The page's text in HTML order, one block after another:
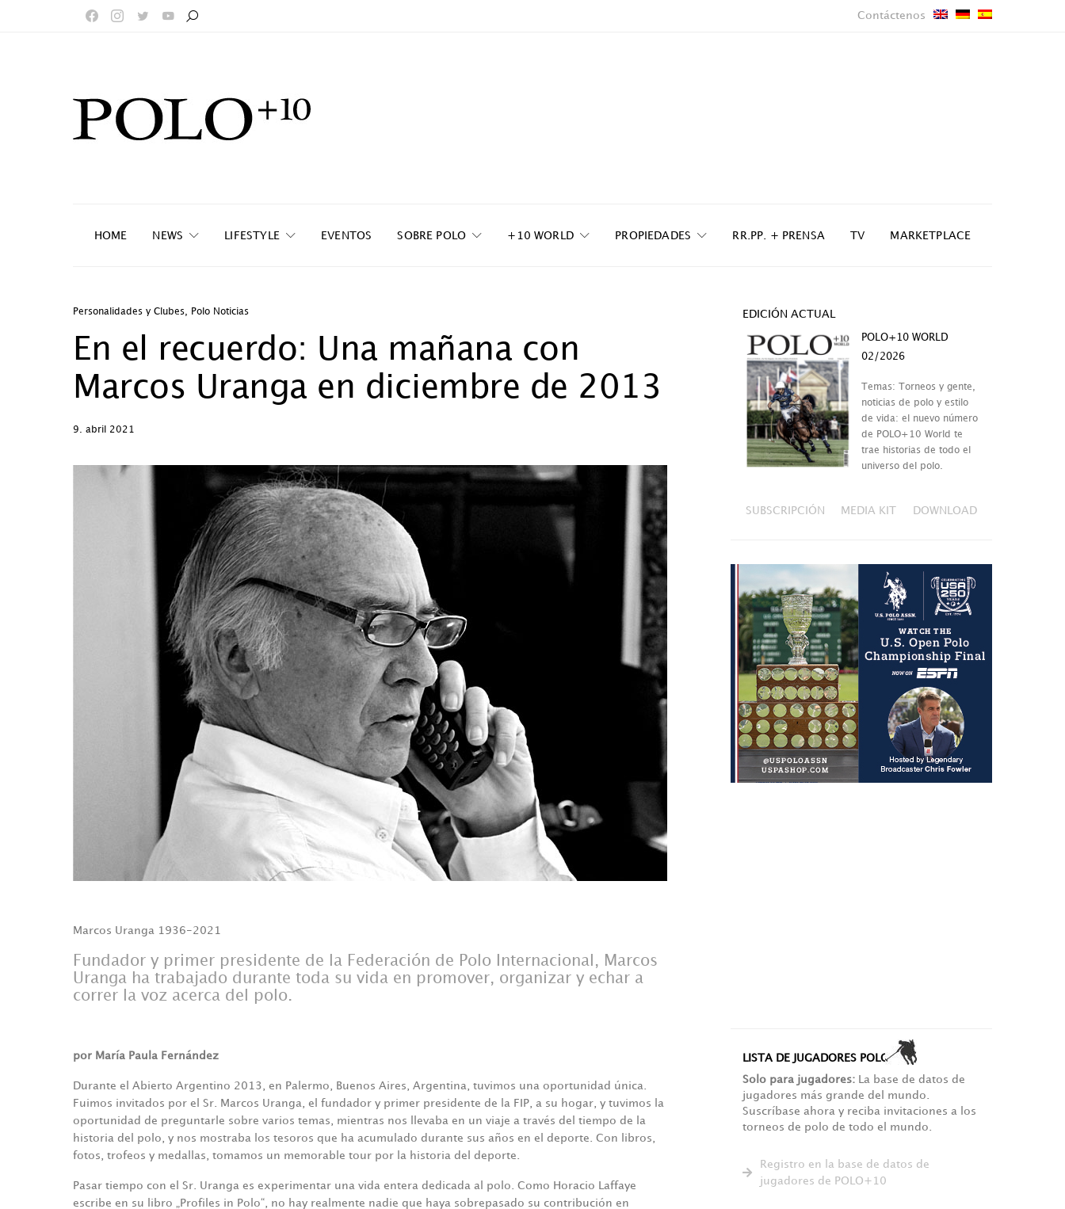
Contáctenos
HOME NEWS LIFESTYLE EVENTOS SOBRE POLO +10 WORLD PROPIEDADES RR.PP. + PRENSA TV MARKETPLACE
Personalidades y Clubes Polo Noticias
En el recuerdo: Una mañana con
Marcos Uranga en diciembre de 2013
9. abril 2021
Marcos Uranga 1936-2021
Fundador y primer presidente de la Federación de Polo Internacional, Marcos
Uranga ha trabajado durante toda su vida en promover, organizar y echar a
correr la voz acerca del polo.
por María Paula Fernández
Durante el Abierto Argentino 2013, en Palermo, Buenos Aires, Argentina, tuvimos una oportunidad única.
Fuimos invitados por el Sr. Marcos Uranga, el fundador y primer presidente de la FIP, a su hogar, y tuvimos la
oportunidad de preguntarle sobre varios temas, mientras nos llevaba en un viaje a través del tiempo de la
historia del polo, y nos mostraba los tesoros que ha acumulado durante sus años en el deporte. Con libros,
fotos, trofeos y medallas, tomamos un memorable tour por la historia del deporte.
Pasar tiempo con el Sr. Uranga es experimentar una vida entera dedicada al polo. Como Horacio Laffaye
escribe en su libro „Profiles in Polo“, no hay realmente nadie que haya sobrepasado su contribución en
EDICIÓN ACTUAL
POLO+10 WORLD
02/2026
Temas: Torneos y gente,
noticias de polo y estilo
de vida: el nuevo número
de POLO+10 World te
trae historias de todo el
universo del polo.
SUBSCRIPCIÓN MEDIA KIT DOWNLOAD
LISTA DE JUGADORES POLO+10
Solo para jugadores:La base de datos de
jugadores más grande del mundo.
Suscríbase ahora y reciba invitaciones a los
torneos de polo de todo el mundo.
Registro en la base de datos de
jugadores de POLO+10